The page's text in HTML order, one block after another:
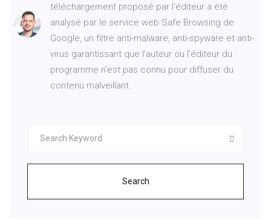
téléchargement proposé par l'éditeur a été
analysé par le service web Safe Browsing de
Google, un filtre anti-malware, anti-spyware et anti-
virus garantissant que l'auteur ou l'éditeur du
programme n'est pas connu pour diffuser du
contenu malveillant.
Search